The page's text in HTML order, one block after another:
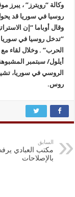
وكالة “رويترز” ، يبرز
روسيا في سوريا قد
وقال أوباما “إن
“تدخل روسيا في
الحرب” . وخلال لقاء
أيلول/ سبتمبر
الروسي في سوريا،
روس.
السابق
مكتب العبادي
بالإصلاحات